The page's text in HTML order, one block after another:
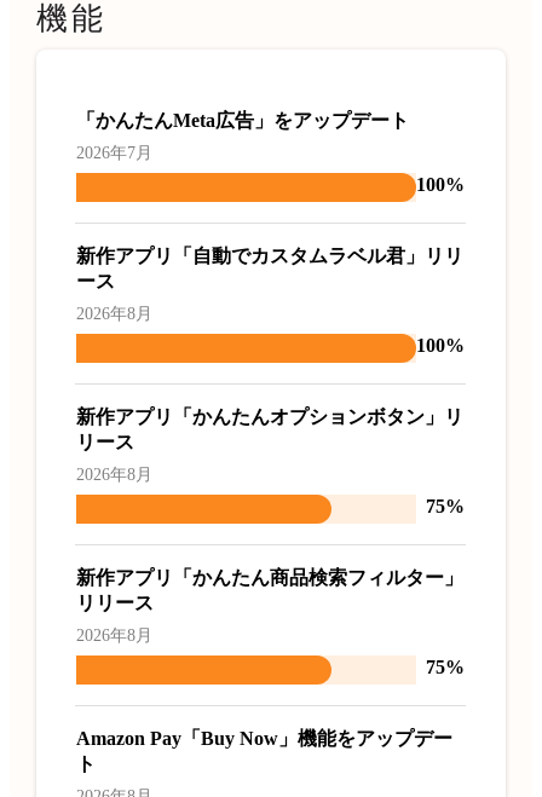
機能
「かんたんMeta広告」をアップデート
2026年7月
100%
新作アプリ「自動でカスタムラベル君」リリ
ース
2026年8月
100%
新作アプリ「かんたんオプションボタン」リ
リース
2026年8月
75%
新作アプリ「かんたん商品検索フィルター」
リリース
2026年8月
75%
Amazon Pay「Buy Now」機能をアップデー
ト